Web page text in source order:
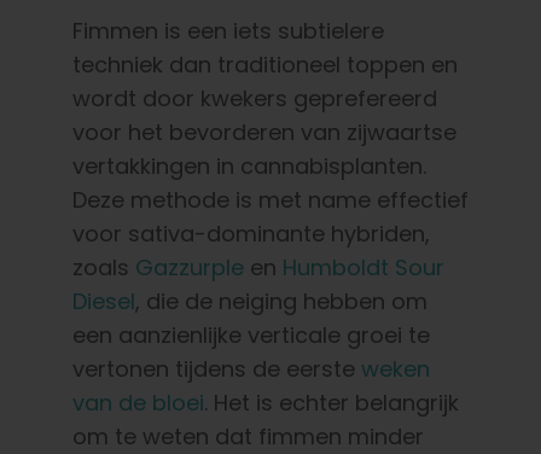
Fimmen is een iets subtielere
techniek dan traditioneel toppen en
wordt door kwekers geprefereerd
voor het bevorderen van zijwaartse
vertakkingen in cannabisplanten.
Deze methode is met name effectief
voor sativa-dominante hybriden,
zoals Gazzurple en Humboldt Sour
Diesel, die de neiging hebben om
een aanzienlijke verticale groei te
vertonen tijdens de eerste weken
van de bloei. Het is echter belangrijk
om te weten dat fimmen minder